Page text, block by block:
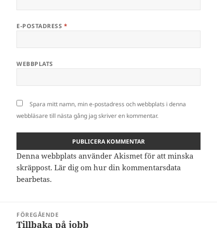
E-POSTADRESS *
WEBBPLATS
Spara mitt namn, min e-postadress och webbplats i denna
webbläsare till nästa gång jag skriver en kommentar.
Denna webbplats använder Akismet för att minska
skräppost.Lär dig om hur din kommentarsdata
bearbetas.
FÖREGÅENDE
Föregående
Tillbaka på jobb